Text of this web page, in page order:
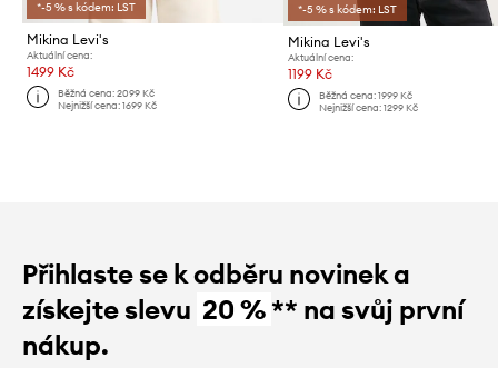
*-5 % s kódem: LST
Mikina Levi's
Aktuální cena:
1499 Kč
Běžná cena:2099 Kč
Nejnižší cena:1699 Kč
*-5 % s kódem: LST
Mikina Levi's
Aktuální cena:
1199 Kč
Běžná cena: 1999 Kč
Nejnižší cena: 1299 Kč
Přihlaste se k odběru novinek a
získejte slevu 20 %** na svůj první
nákup.